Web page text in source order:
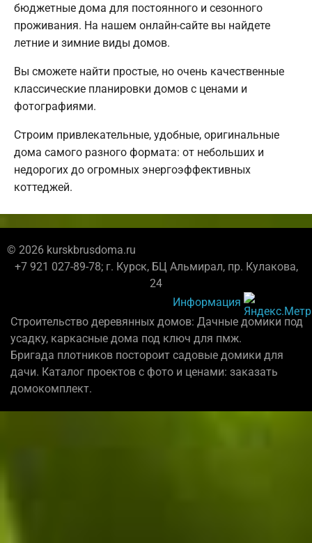
бюджетные дома для постоянного и сезонного
проживания. На нашем онлайн-сайте вы найдете
летние и зимние виды домов.
Вы сможете найти простые, но очень качественные
классические планировки домов с ценами и
фотографиями.
Строим привлекательные, удобные, оригинальные
дома самого разного формата: от небольших и
недорогих до огромных энергоэффективных
коттеджей.
© 2026 kurskbrusdoma.ru
+7 921 027-89-78; г. Курск, БЦ Альмирал, пр. Кулакова,
24
Информация
Строительство деревянных домов: Дачные домики под
усадку, каркасные дома под ключ для пмж.
Бригада плотников постороит садовые домики для
дачи. Каталог проектов с фото и ценами: заказать
домокомплект.